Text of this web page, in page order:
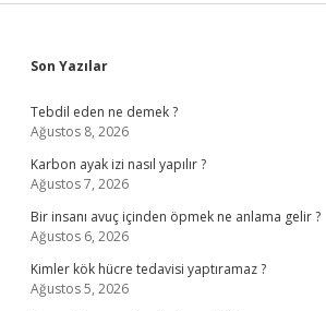
Sidebar
Son Yazılar
Tebdil eden ne demek ?
Ağustos 8, 2026
Karbon ayak izi nasıl yapılır ?
Ağustos 7, 2026
Bir insanı avuç içinden öpmek ne anlama gelir ?
Ağustos 6, 2026
Kimler kök hücre tedavisi yaptıramaz ?
Ağustos 5, 2026